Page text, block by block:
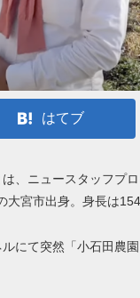
はてブ
、ニュースタッフプ
宮市出身。身長は
にて突然「小石田農